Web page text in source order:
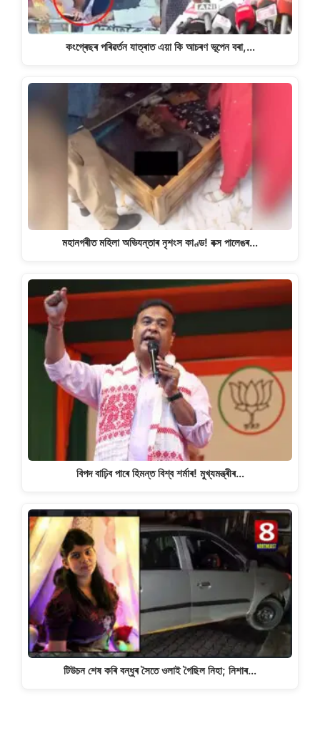
কংগ্ৰেছৰ পৰিৱৰ্তন যাত্ৰাত এয়া কি আচৰণ ভূপেন বৰা,…
মহানগৰীত মহিলা অভিযন্তাৰ নৃশংস কাণ্ড! বক্স পালেঙৰ…
বিপদ বাঢ়িব পাৰে হিমন্ত বিশ্ব শৰ্মাৰ! মুখ্যমন্ত্ৰীৰ…
টিউচন শেষ কৰি বন্ধুৰ সৈতে ওলাই গৈছিল নিহা; নিশাৰ…